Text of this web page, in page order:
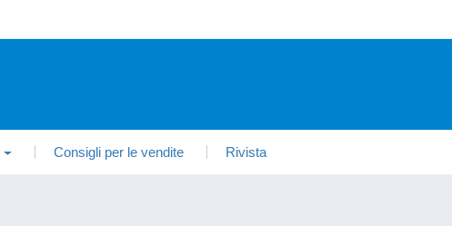
Consigli per le vendite Rivista